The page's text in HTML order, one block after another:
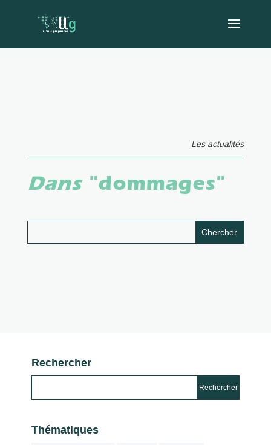
Les actualités
Dans"dommages"
Rechercher
Thématiques